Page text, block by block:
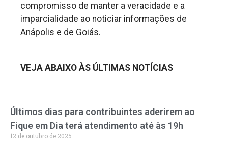
compromisso de manter a veracidade e a
imparcialidade ao noticiar informações de
Anápolis e de Goiás.
VEJA ABAIXO ÀS ÚLTIMAS NOTÍCIAS
Últimos dias para contribuintes aderirem ao
Fique em Dia terá atendimento até às 19h
12 de outubro de 2025